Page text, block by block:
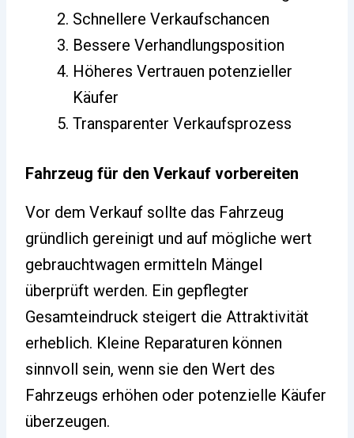
Schnellere Verkaufschancen
Bessere Verhandlungsposition
Höheres Vertrauen potenzieller
Käufer
Transparenter Verkaufsprozess
Fahrzeug für den Verkauf vorbereiten
Vor dem Verkauf sollte das Fahrzeug
gründlich gereinigt und auf mögliche wert
gebrauchtwagen ermitteln Mängel
überprüft werden. Ein gepflegter
Gesamteindruck steigert die Attraktivität
erheblich. Kleine Reparaturen können
sinnvoll sein, wenn sie den Wert des
Fahrzeugs erhöhen oder potenzielle Käufer
überzeugen.